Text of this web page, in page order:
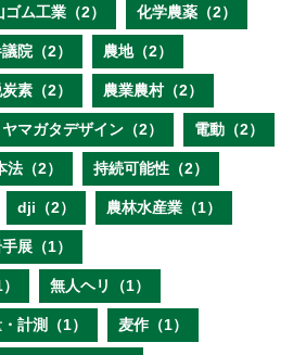
ゴム工業（2） 化学農薬（2）
院（2） 農地（2）
素（2） 農業農村（2）
ヤマガタデザイン（2） 電動（2）
（2） 持続可能性（2）
dji（2） 農林水産業（1）
展（1）
無人ヘリ（1）
計測（1） 麦作（1）